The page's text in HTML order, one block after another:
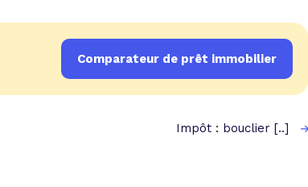
Comparateur de prêt immobilier
Impôt : bouclier [..]